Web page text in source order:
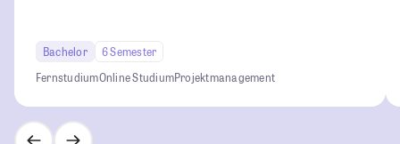
Bachelor
6 Semester
FernstudiumOnline StudiumProjektmanagement